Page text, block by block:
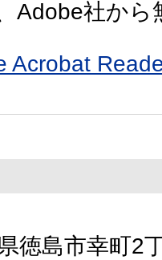
Adobe社か
Acrobat
島市幸町2